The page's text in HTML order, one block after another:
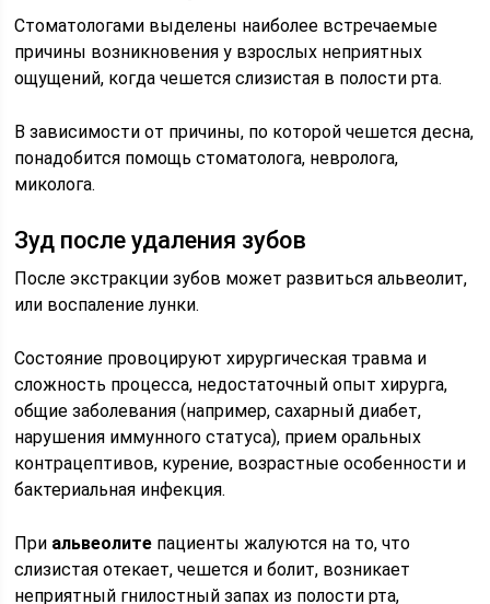
Стоматологами выделены наиболее встречаемые
причины возникновения у взрослых неприятных
ощущений, когда чешется слизистая в полости рта.
В зависимости от причины, по которой чешется десна,
понадобится помощь стоматолога, невролога,
миколога.
Зуд после удаления зубов
После экстракции зубов может развиться альвеолит,
или воспаление лунки.
Состояние провоцируют хирургическая травма и
сложность процесса, недостаточный опыт хирурга,
общие заболевания (например, сахарный диабет,
нарушения иммунного статуса), прием оральных
контрацептивов, курение, возрастные особенности и
бактериальная инфекция.
При альвеолите пациенты жалуются на то, что
слизистая отекает, чешется и болит, возникает
неприятный гнилостный запах из полости рта,